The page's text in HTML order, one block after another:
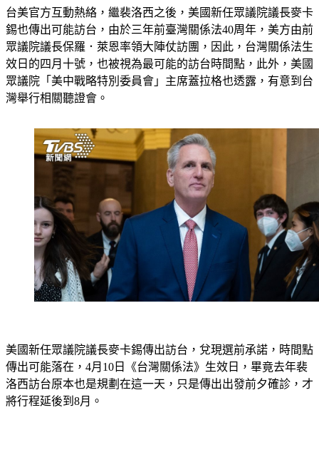
台美官方互動熱絡，繼裴洛西之後，美國新任眾議院議長麥卡
錫也傳出可能訪台，由於三年前臺灣關係法40周年，美方由前
眾議院議長保羅．萊恩率領大陣仗訪團，因此，台灣關係法生
效日的四月十號，也被視為最可能的訪台時間點，此外，美國
眾議院「美中戰略特別委員會」主席蓋拉格也透露，有意到台
灣舉行相關聽證會。
美國新任眾議院議長麥卡錫傳出訪台，兌現選前承諾，時間點
傳出可能落在，4月10日《台灣關係法》生效日，畢竟去年裴
洛西訪台原本也是規劃在這一天，只是傳出出發前夕確診，才
將行程延後到8月。